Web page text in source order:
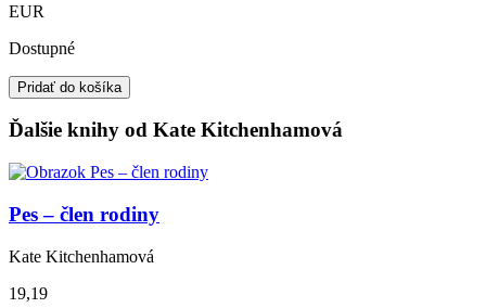
EUR
Dostupné
Pridať do košíka
Ďalšie knihy od Kate Kitchenhamová
Pes – člen rodiny
Kate Kitchenhamová
19,19